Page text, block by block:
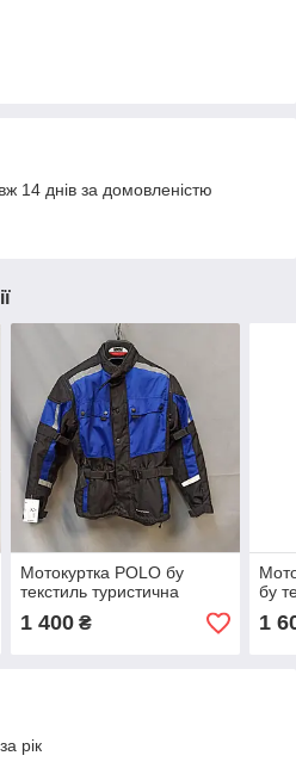
14 днів за домовленістю
Мотокуртка POLO бу
текстиль туристична
1 400₴
бу
1
рік